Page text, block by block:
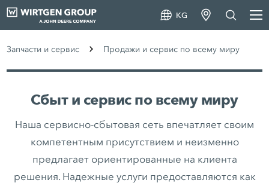
KG
Запчасти и сервис Продажи и сервис по всему миру
Сбыт и сервис по всему миру
Наша сервисно-сбытовая сеть впечатляет своим
компетентным присутствием и неизменно
предлагает ориентированные на клиента
решения. Надежные услуги предоставляются как